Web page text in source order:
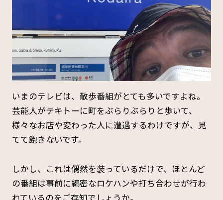
いまのテレビは、散歩番組がとても多いですよね。
芸能人がテキトーに町をぶらりぶらりと歩いて、
様々なお店や変わった人に遭遇するわけですが、見
てて飽きないです。
しかし、これは偶然を装っているだけで、ほとんど
の番組は事前に綿密なロケハンや打ち合わせが行わ
れているのをご存知でしょうか。